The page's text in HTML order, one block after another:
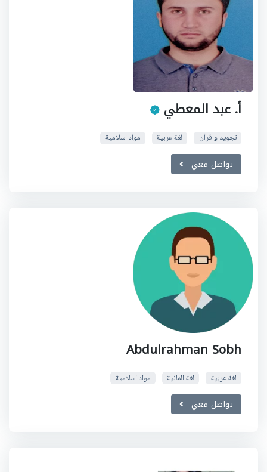
أ. عبد المعطي
تجويد و قرآن لغة عربية مواد اسلامية
تواصل معي
Abdulrahman Sobh
لغة عربية لغة المانية مواد اسلامية
تواصل معي